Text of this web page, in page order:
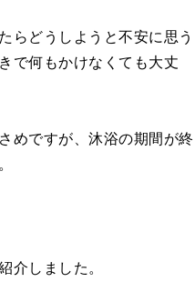
らどうしようと不安に思う
で何もかけなくても大丈
めですが、沐浴の期間が終
しました。